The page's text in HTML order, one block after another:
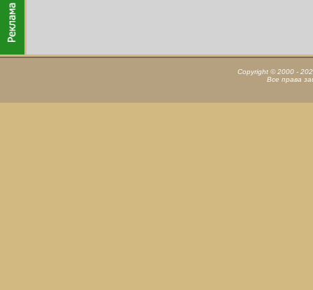
Copyright © 2000 -
Все права